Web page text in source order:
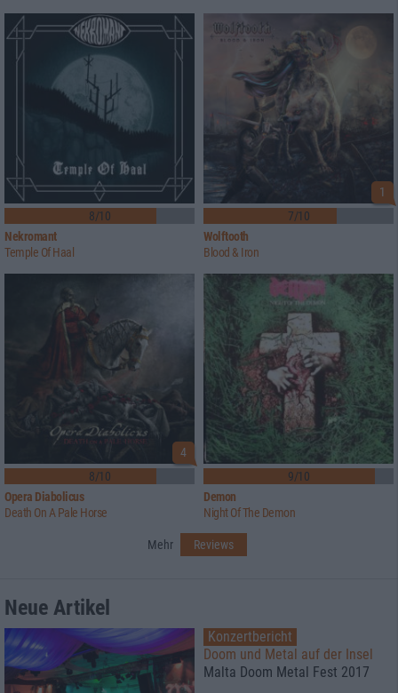
8/10
Nekromant
Temple Of Haal
1
7/10
Wolftooth
Blood & Iron
4
8/10
Opera Diabolicus
Death On A Pale Horse
9/10
Demon
Night Of The Demon
Mehr Reviews
Neue Artikel
Konzertbericht
Doom und Metal auf der Insel
Malta Doom Metal Fest 2017